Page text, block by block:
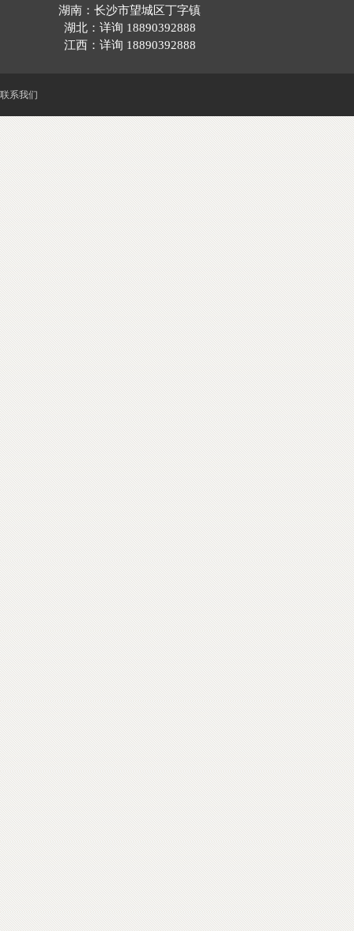
湖南：长沙市望城区丁字镇
湖北：详询 18890392888
江西：详询 18890392888
联系我们